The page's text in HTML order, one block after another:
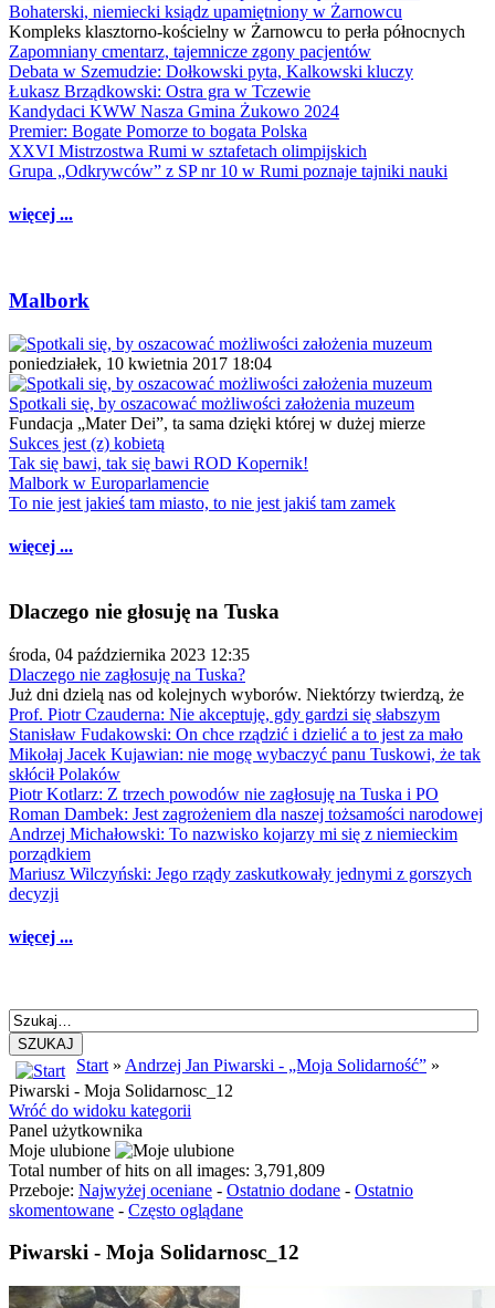
Bohaterski, niemiecki ksiądz upamiętniony w Żarnowcu
Kompleks klasztorno-kościelny w Żarnowcu to perła północnych
Zapomniany cmentarz, tajemnicze zgony pacjentów
Debata w Szemudzie: Dołkowski pyta, Kalkowski kluczy
Łukasz Brządkowski: Ostra gra w Tczewie
Kandydaci KWW Nasza Gmina Żukowo 2024
Premier: Bogate Pomorze to bogata Polska
XXVI Mistrzostwa Rumi w sztafetach olimpijskich
Grupa „Odkrywców” z SP nr 10 w Rumi poznaje tajniki nauki
więcej ...
Malbork
poniedziałek, 10 kwietnia 2017 18:04
Spotkali się, by oszacować możliwości założenia muzeum
Fundacja „Mater Dei”, ta sama dzięki której w dużej mierze
Sukces jest (z) kobietą
Tak się bawi, tak się bawi ROD Kopernik!
Malbork w Europarlamencie
To nie jest jakieś tam miasto, to nie jest jakiś tam zamek
więcej ...
Dlaczego nie głosuję na Tuska
środa, 04 października 2023 12:35
Dlaczego nie zagłosuję na Tuska?
Już dni dzielą nas od kolejnych wyborów. Niektórzy twierdzą, że
Prof. Piotr Czauderna: Nie akceptuję, gdy gardzi się słabszym
Stanisław Fudakowski: On chce rządzić i dzielić a to jest za mało
Mikołaj Jacek Kujawian: nie mogę wybaczyć panu Tuskowi, że tak
skłócił Polaków
Piotr Kotlarz: Z trzech powodów nie zagłosuję na Tuska i PO
Roman Dambek: Jest zagrożeniem dla naszej tożsamości narodowej
Andrzej Michałowski: To nazwisko kojarzy mi się z niemieckim
porządkiem
Mariusz Wilczyński: Jego rządy zaskutkowały jednymi z gorszych
decyzji
więcej ...
SZUKAJ
Start » Andrzej Jan Piwarski - „Moja Solidarność” »
Piwarski - Moja Solidarnosc_12
Wróć do widoku kategorii
Panel użytkownika
Moje ulubione
Total number of hits on all images: 3,791,809
Przeboje: Najwyżej oceniane - Ostatnio dodane - Ostatnio
skomentowane - Często oglądane
Piwarski - Moja Solidarnosc_12